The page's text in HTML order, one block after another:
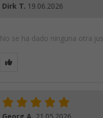
Dirk T. 19.06.2026
No se ha dado ninguna otra